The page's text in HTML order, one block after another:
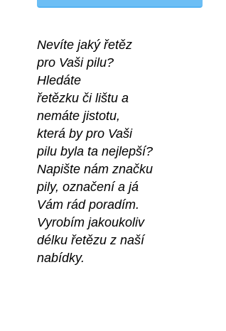
Nevíte jaký řetěz
pro Vaši pilu?
Hledáte
řetězku či lištu a
nemáte jistotu,
která by pro Vaši
pilu byla ta nejlepší?
Napište nám značku
pily, označení a já
Vám rád poradím.
Vyrobím jakoukoliv
délku řetězu z naší
nabídky.